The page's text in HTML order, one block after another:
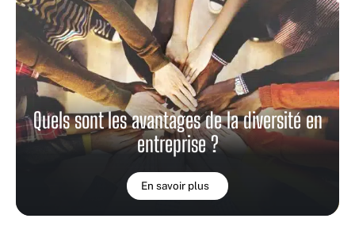
Quels sont les avantages de la diversité en
entreprise ?
En savoir plus